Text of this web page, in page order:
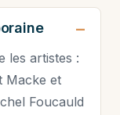
les artistes :
Macke et
Foucauld